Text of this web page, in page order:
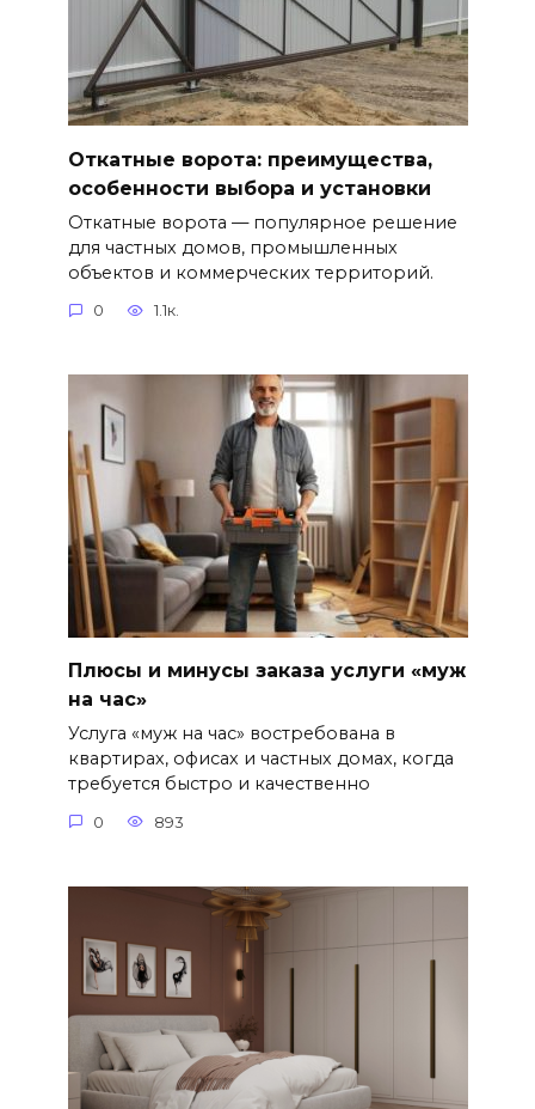
Откатные ворота: преимущества,
особенности выбора и установки
Откатные ворота — популярное решение
для частных домов, промышленных
объектов и коммерческих территорий.
0 1.1к.
Плюсы и минусы заказа услуги «муж
на час»
Услуга «муж на час» востребована в
квартирах, офисах и частных домах, когда
требуется быстро и качественно
0 893